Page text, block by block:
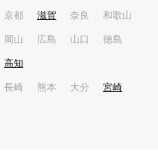
京都 滋賀 奈良 和歌山
岡山 広島 山口 徳島
高知
長崎 熊本 大分 宮崎